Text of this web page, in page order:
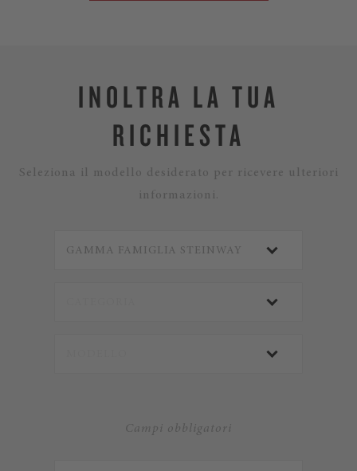
INOLTRA LA TUA
RICHIESTA
Seleziona il modello desiderato per ricevere ulteriori
informazioni.
Campi obbligatori